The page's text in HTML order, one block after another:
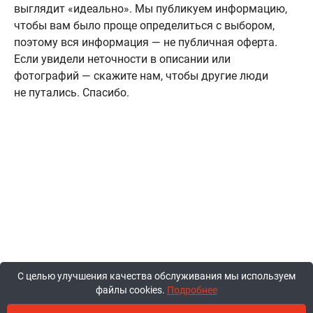
выглядит «идеально». Мы публикуем информацию,
чтобы вам было проще определиться с выбором,
поэтому вся информация — не публичная оферта.
Если увидели неточности в описании или
фотографий — скажите нам, чтобы другие люди
не путались. Спасибо.
С целью улучшения качества обслуживания мы используем
файлы cookies. Подробнее